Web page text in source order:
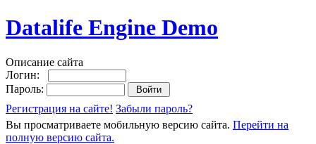
Datalife Engine Demo
Описание сайта
Логин:
Пароль:
Регистрация на сайте! Забыли пароль?
Вы просматриваете мобильную версию сайта. Перейти на
полную версию сайта.